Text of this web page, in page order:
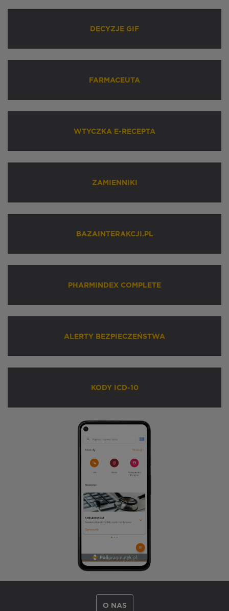
DECYZJE GIF
FARMACEUTA
WTYCZKA E-RECEPTA
ZAMIENNIKI
BAZAINTERAKCJI.PL
PHARMINDEX COMPLETE
ALERTY BEZPIECZEŃSTWA
KODY ICD-10
O NAS